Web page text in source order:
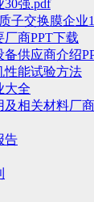
强.pdf
子交换膜企业
商PPT下载
供应商介绍
性能试验方法
大全
及相关材料厂商
告